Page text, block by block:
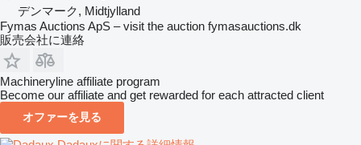
デンマーク, Midtjylland
Fymas Auctions ApS – visit the auction fymasauctions.dk
販売会社に連絡
Machineryline affiliate program
Become our affiliate and get rewarded for each attracted client
オファーを見る